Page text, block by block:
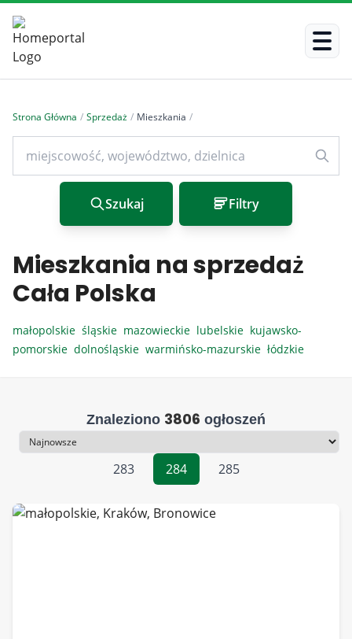
Strona Główna / Sprzedaż / Mieszkania /
Szukaj Filtry
Mieszkania na sprzedaż
Cała Polska
małopolskie śląskie mazowieckie lubelskie kujawsko-
pomorskie dolnośląskie warmińsko-mazurskie łódzkie
Znaleziono 3806 ogłoszeń
Sortowanie
283
284 285